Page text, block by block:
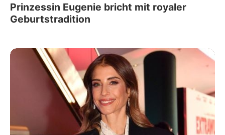
Prinzessin Eugenie bricht mit royaler
Geburtstradition